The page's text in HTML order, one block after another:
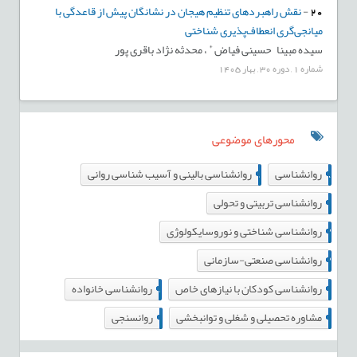
20
-نقش راهبردهای تنظیم هیجان در نشانگان پیش از قاعدگی با
میانجی‌گری انعطاف‌پذیری شناختی
سیده مبینا حسینی فیاض ،محدثه نژاد باقری پور
شماره1 دوره30
,بهار1405
محورهای موضوعی
روانشناسی298 روانشناسی بالینی و آسیب شناسی روانی19
روانشناسی تربیتی و تحولی16
روانشناسی شناختی و نوروسایکولوژی 3
روانشناسی صنعتی-سازمانی 3
روانشناسی کودکان با نیازهای خاص 1 روانشناسی خانواده19
مشاوره تحصیلی و شغلی و توانبخشی 0 روانسنجی11